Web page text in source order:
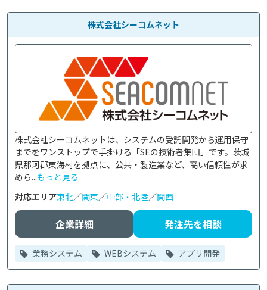
株式会社シーコムネット
株式会社シーコムネットは、システムの受託開発から運用保守
までをワンストップで手掛ける「SEの技術者集団」です。茨城
県那珂郡東海村を拠点に、公共・製造業など、高い信頼性が求
めら...もっと見る
対応エリア東北／関東／中部・北陸／関西
企業詳細 発注先を相談
業務システム WEBシステム アプリ開発